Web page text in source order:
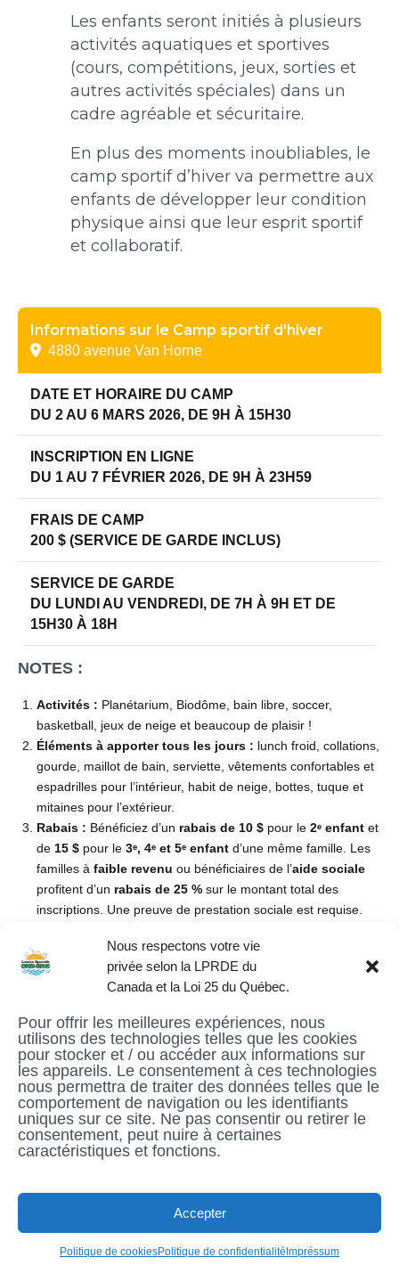
Nous respectons votre vie
privée selon la LPRDE du
Canada et la Loi 25 du Québec.
Pour offrir les meilleures expériences, nous
utilisons des technologies telles que les cookies
pour stocker et / ou accéder aux informations sur
les appareils. Le consentement à ces technologies
nous permettra de traiter des données telles que le
comportement de navigation ou les identifiants
uniques sur ce site. Ne pas consentir ou retirer le
consentement, peut nuire à certaines
caractéristiques et fonctions.
Accepter
Politique de cookiesPolitique de confidentialité Impréssum
Les enfants seront initiés à plusieurs
activités aquatiques et sportives
(cours, compétitions, jeux, sorties et
autres activités spéciales) dans un
cadre agréable et sécuritaire.
En plus des moments inoubliables, le
camp sportif d’hiver va permettre aux
enfants de développer leur condition
physique ainsi que leur esprit sportif
et collaboratif.
Informations sur le Camp sportif d'hiver
4880 avenue Van Horne
DATE ET HORAIRE DU CAMP
DU 2 AU 6 MARS 2026, DE 9H À 15H30
INSCRIPTION EN LIGNE
DU 1 AU 7 FÉVRIER 2026, DE 9H À 23H59
FRAIS DE CAMP
200 $ (SERVICE DE GARDE INCLUS)
SERVICE DE GARDE
DU LUNDI AU VENDREDI, DE 7H À 9H ET DE
15H30 À 18H
NOTES :
Activités : Planétarium, Biodôme, bain libre, soccer,
basketball, jeux de neige et beaucoup de plaisir !
Éléments à apporter tous les jours : lunch froid, collations,
gourde, maillot de bain, serviette, vêtements confortables et
espadrilles pour l’intérieur, habit de neige, bottes, tuque et
mitaines pour l’extérieur.
Rabais : Bénéficiez d’un rabais de 10 $ pour le 2ᵉ enfant et
de 15 $ pour le 3ᵉ, 4ᵉ et 5ᵉ enfant d’une même famille. Les
familles à faible revenu ou bénéficiaires de l’aide sociale
profitent d’un rabais de 25 % sur le montant total des
inscriptions. Une preuve de prestation sociale est requise.
Cours de natation
préscolaire
Descriptif des cours
et activités
© Loisirs Sportifs CDN-NDG | Communauté active
et en santé depuis le 21 novembre 1996!
Français English(Anglais)